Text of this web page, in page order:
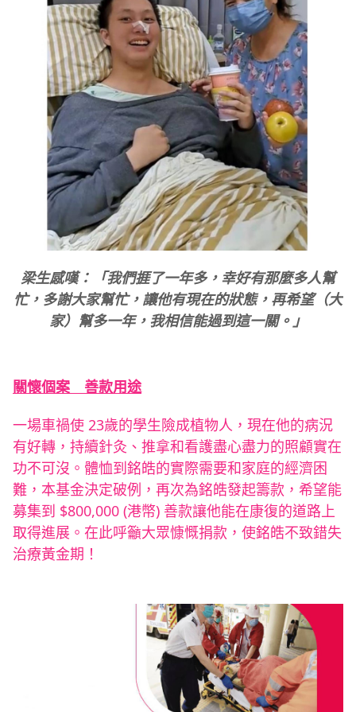
梁生感嘆：「我們捱了一年多，幸好有那麼多人幫
忙，多謝大家幫忙，讓他有現在的狀態，再希望（大
家）幫多一年，我相信能過到這一關。」
關懷個案 善款用途
一場車禍使 23歲的學生險成植物人，現在他的病況
有好轉，持續針灸、推拿和看護盡心盡力的照顧實在
功不可沒。體恤到銘皓的實際需要和家庭的經濟困
難，本基金決定破例，再次為銘皓發起籌款，希望能
募集到 $800,000 (港幣) 善款讓他能在康復的道路上
取得進展。在此呼籲大眾慷慨捐款，使銘皓不致錯失
治療黃金期！